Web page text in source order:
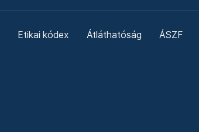
Etikai kódex Átláthatóság ÁSZF